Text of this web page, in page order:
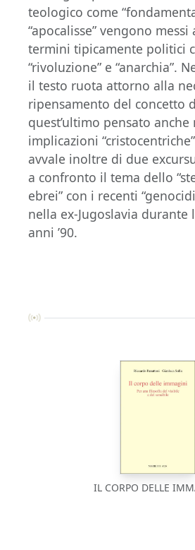
teologico come
“apocalisse” vengono
termini tipicamente politici
“rivoluzione” e “anarchia”.
il testo ruota attorno alla
ripensamento del concetto
quest’ultimo pensato anche
implicazioni
avvale inoltre di due
a confronto il tema dello
ebrei” con i recenti
nella ex-Jugoslavia durante
anni ’90.
IL CORPO DELLE